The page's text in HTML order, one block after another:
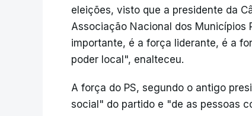
eleições, visto que a presidente da
Associação Nacional dos Municípios
importante, é a força liderante, é a
poder local", enalteceu.
A força do PS, segundo o antigo
social" do partido e "de as pessoas